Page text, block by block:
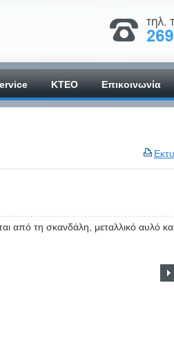
ΚΤΕΟ Επικοινωνία
από τη σκανδάλη, μεταλλικό αυλό